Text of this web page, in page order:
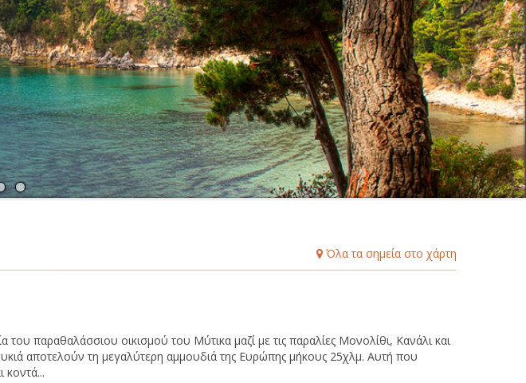
Όλα τα σημεία στο χάρτη
του παραθαλάσσιου οικισμού του Μύτικα μαζί με τις παραλίες Μονολίθι, Κανάλι και
αποτελούν τη μεγαλύτερη αμμουδιά της Ευρώπης μήκους 25χλμ. Αυτή που
κοντά...